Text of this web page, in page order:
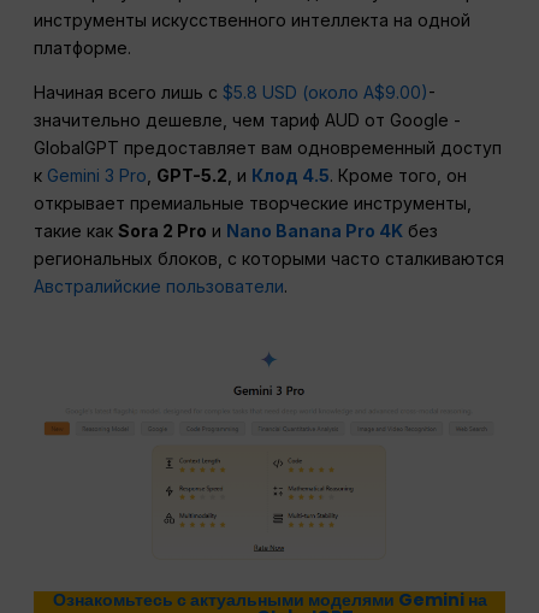
инструменты искусственного интеллекта на одной
платформе.
Начиная всего лишь с$5.8 USD (около A$9.00)-
значительно дешевле, чем тариф AUD от Google -
GlobalGPT предоставляет вам одновременный доступ
к Gemini 3 Pro GPT-5.2 , и Клод 4.5. Кроме того, он
открывает премиальные творческие инструменты,
такие какSora 2 Pro и Nano Banana Pro 4K без
региональных блоков, с которыми часто сталкиваются
Австралийские пользователи.
Ознакомьтесь с актуальными моделями Gemini на